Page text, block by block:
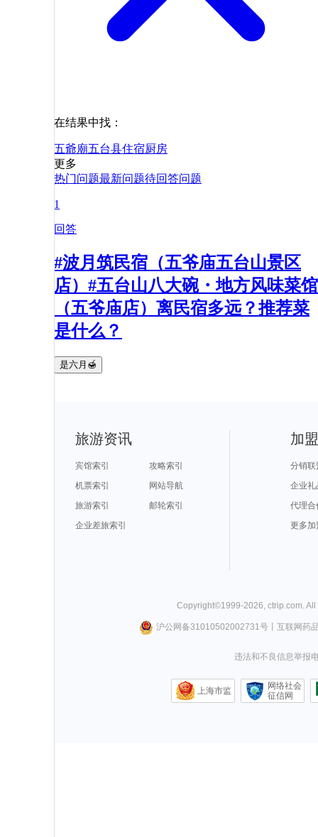
在结果中找：
五爺廟五台县住宿厨房
更多
热门问题最新问题待回答问题
1
回答
#波月筑民宿（五爷庙五台山景区
店）#五台山八大碗・地方风味菜馆
（五爷庙店）离民宿多远？推荐菜
是什么？
是六月🍯
旅游资讯
宾馆索引
攻略索引
机票索引
网站导航
旅游索引
邮轮索引
企业差旅索引
加
分销联
企业礼
代理合
更多加
Copyright©1999-2026 ctrip.com .
沪公网备31010502002731号丨 互联网药
违法和不良信息举报
上海市监
网络社会
征信网